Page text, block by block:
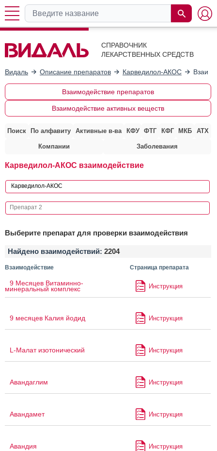
СПРАВОЧНИК
ЛЕКАРСТВЕННЫХ СРЕДСТВ
Видаль Описание препаратов Карведилол-АКОС
Взаимодействие препаратов
Взаимодействие активных веществ
Поиск По алфавиту Активные в-ва КФУ ФТГ КФГ МКБ АТХ
Компании Заболевания
Карведилол-АКОС взаимодействие
Выберите препарат для проверки взаимодействия
Найдено взаимодействий: 2204
Взаимодействие Страница препарата
9 Месяцев Витаминно-
минеральный комплекс Инструкция
9 месяцев Калия йодид Инструкция
L-Малат изотонический Инструкция
Авандаглим Инструкция
Авандамет Инструкция
Авандия Инструкция